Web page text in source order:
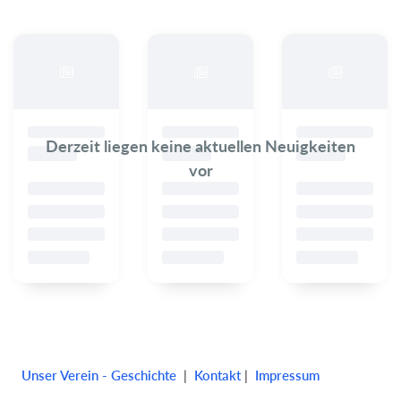
Derzeit liegen keine aktuellen Neuigkeiten
vor
Unser Verein - Geschichte | Kontakt| Impressum